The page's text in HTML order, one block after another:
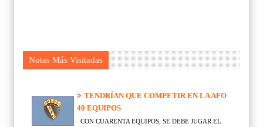
Notas Más Visitadas
TENDRÍAN QUE COMPETIR EN LA AFO
40 EQUIPOS
CON CUARENTA EQUIPOS, SE DEBE JUGAR EL